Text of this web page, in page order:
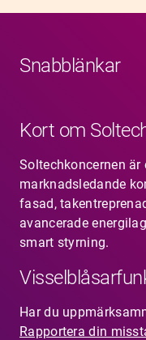
Snabblänkar
Kort om
Soltechkoncernen är
marknadsledande
fasad,
avancerade
smart styrning.
Har du
Rapportera din